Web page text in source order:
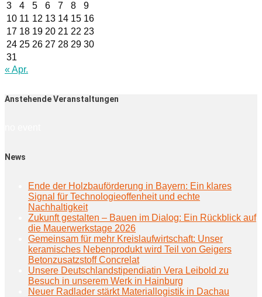
3
4 5 6 7 8
9
10 11 12 13 14 15 16
17 18 19 20 21 22 23
24 25 26 27 28 29 30
31
« Apr.
Anstehende Veranstaltungen
News
Ende der Holzbauförderung in Bayern: Ein klares
Signal für Technologieoffenheit und echte
Nachhaltigkeit
Zukunft gestalten – Bauen im Dialog: Ein Rückblick auf
die Mauerwerkstage 2026
Gemeinsam für mehr Kreislaufwirtschaft: Unser
keramisches Nebenprodukt wird Teil von Geigers
Betonzusatzstoff Concrelat
Unsere Deutschlandstipendiatin Vera Leibold zu
Besuch in unserem Werk in Hainburg
Neuer Radlader stärkt Materiallogistik in Dachau